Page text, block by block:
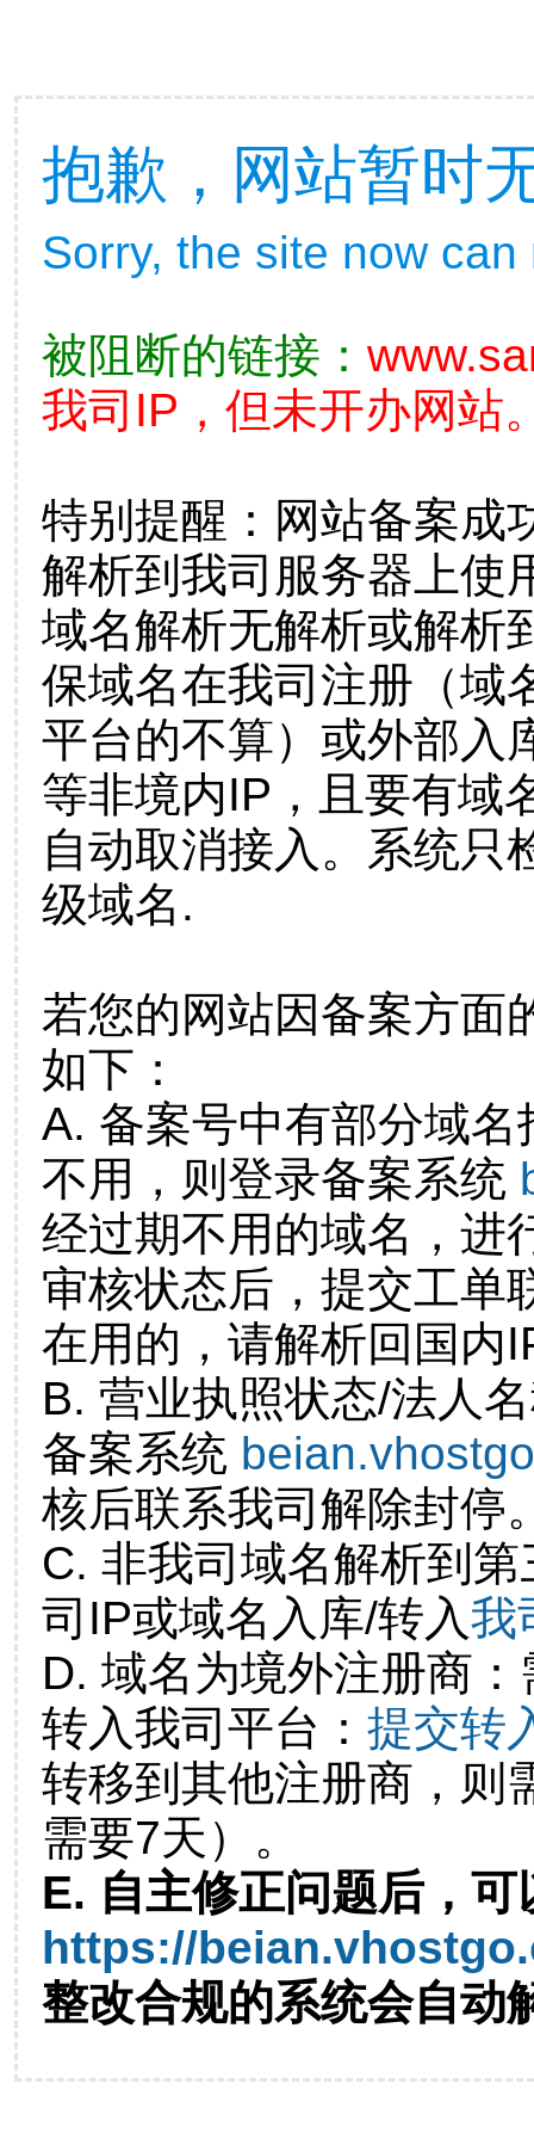
抱歉，网站暂时
Sorry, the site now
被阻断的链接：
我司IP，但未开办网站
特别提醒：网站备案成
解析到我司服务器上使
域名解析无解析或解析
保域名在我司注册（域
平台的不算）或外部入
等非境内IP，且要有域
自动取消接入。系统只
级域名.
若您的网站因备案方面
如下：
A. 备案号中有部分域
不用，则登录备案系统
经过期不用的域名，进
审核状态后，提交工单
在用的，请解析回国内
B. 营业执照状态/法人
备案系统
核后联系我司解除封停
C. 非我司域名解析到
司IP或域名入库/转入我
D. 域名为境外注册商
转入我司平台： 提交转
转移到其他注册商，则
需要7天）。
E. 自主修正问题后，可
https://
整改合规的系统会自动